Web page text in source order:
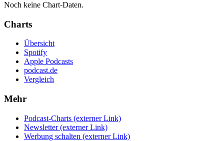
Noch keine Chart-Daten.
Charts
Übersicht
Spotify
Apple Podcasts
podcast.de
Vergleich
Mehr
Podcast-Charts (externer Link)
Newsletter (externer Link)
Werbung schalten (externer Link)